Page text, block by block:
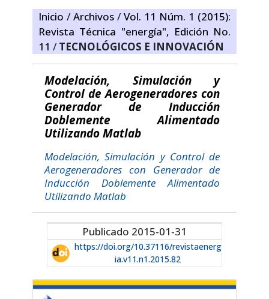
Inicio / Archivos / Vol. 11 Núm. 1 (2015):
Revista Técnica "energía", Edición No.
11 / TECNOLÓGICOS E INNOVACIÓN
Modelación, Simulación y
Control de Aerogeneradores con
Generador de Inducción
Doblemente Alimentado
Utilizando Matlab
Modelación, Simulación y Control de
Aerogeneradores con Generador de
Inducción Doblemente Alimentado
Utilizando Matlab
Publicado 2015-01-31
https://doi.org/10.37116/revistaenerg
ia.v11.n1.2015.82